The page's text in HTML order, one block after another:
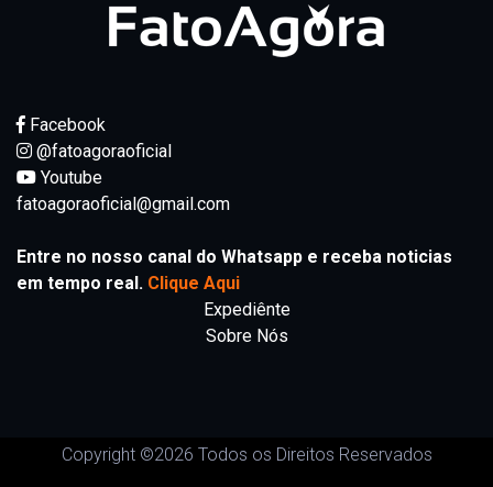
Facebook
@fatoagoraoficial
Youtube
fatoagoraoficial@gmail.com
Entre no nosso canal do Whatsapp e receba noticias
em tempo real. Clique Aqui
Expediênte
Sobre Nós
Copyright ©2026 Todos os Direitos Reservados